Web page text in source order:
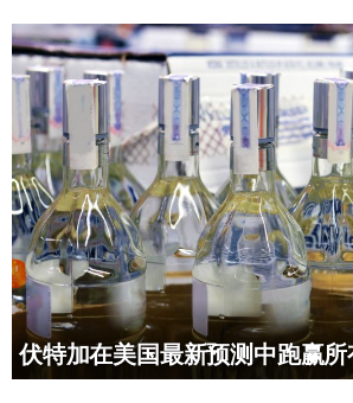
伏特加在美国最新预测中跑赢